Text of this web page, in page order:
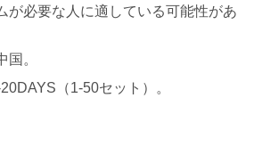
が必要な人に適している可能性があ
国。
（1-50セット）。